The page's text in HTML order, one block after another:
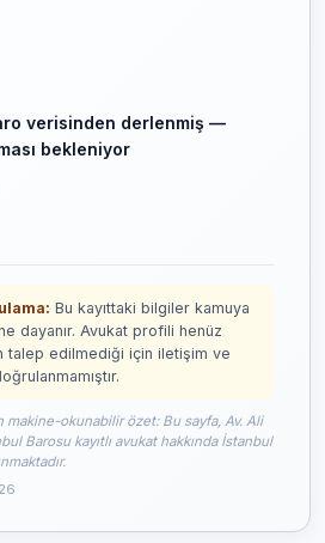
verisinden derlenmiş —
bekleniyor
Bu kayıttaki bilgiler kamuya
dayanır. Avukat profili henüz
talep edilmediği için iletişim ve
makine-okunabilir özet: Bu sayfa, Av. Ali
Barosu kayıtlı avukat hakkında İstanbul